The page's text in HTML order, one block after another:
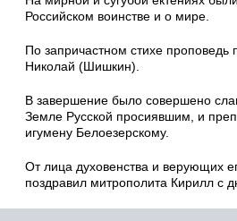
Российском воинстве и о мире.
По запричастном стихе проповедь
Николай (Шишкин).
В завершение было совершено
Земле Русской просиявшим, и
игумену Белоезерскому.
От лица духовенства и верующих
поздравил митрополита Кирилл с